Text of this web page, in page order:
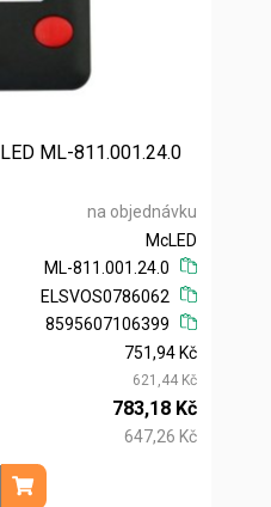
ML-811.001.24.0
na objednávku
McLED
ML-811.001.24.0
ELSVOS0786062
8595607106399
751,94 Kč
621,44 Kč
783,18 Kč
647,26 Kč
ks
Přidat do košíku